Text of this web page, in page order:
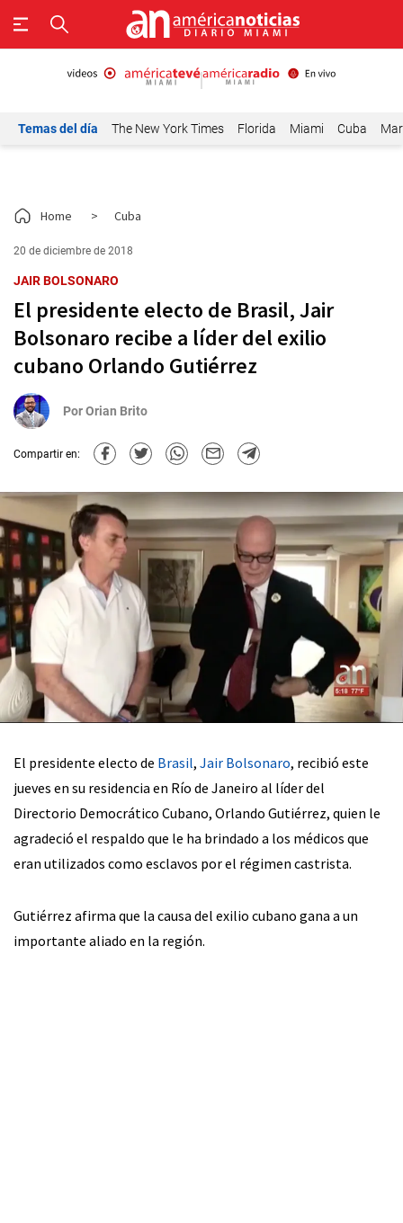
Temas del día The New York Times Florida Miami Cuba
Home > Cuba
20 de diciembre de 2018
JAIR BOLSONARO
El presidente electo de Brasil, Jair
Bolsonaro recibe a líder del exilio
cubano Orlando Gutiérrez
PorOrian Brito
Compartir en:
El presidente electo de Brasil, Jair Bolsonaro, recibió este
jueves en su residencia en Río de Janeiro al líder del
Directorio Democrático Cubano, Orlando Gutiérrez, quien le
agradeció el respaldo que le ha brindado a los médicos que
eran utilizados como esclavos por el régimen castrista.
Gutiérrez afirma que la causa del exilio cubano gana a un
importante aliado en la región.